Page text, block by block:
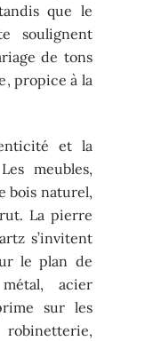
que le
soulignent
de tons
propice à la
et la
meubles,
bois naturel,
La pierre
s’invitent
le plan de
acier
sur les